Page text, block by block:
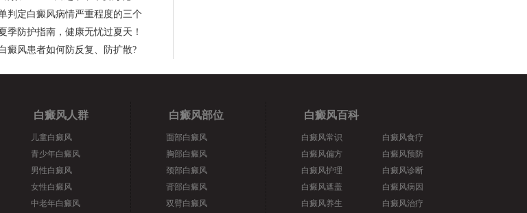
判定白癜风病情严重程度的三个
季防护指南，健康无忧过夏天！
癜风患者如何防反复、防扩散?
白癜风人群
儿童白癜风
青少年白癜风
男性白癜风
女性白癜风
中老年白癜风
白癜风部位
面部白癜风
胸部白癜风
颈部白癜风
背部白癜风
双臂白癜风
白癜风百科
白癜风常识
白癜风偏方
白癜风护理
白癜风遮盖
白癜风养生
白癜风食疗
白癜风预防
白癜风诊断
白癜风病因
白癜风治疗